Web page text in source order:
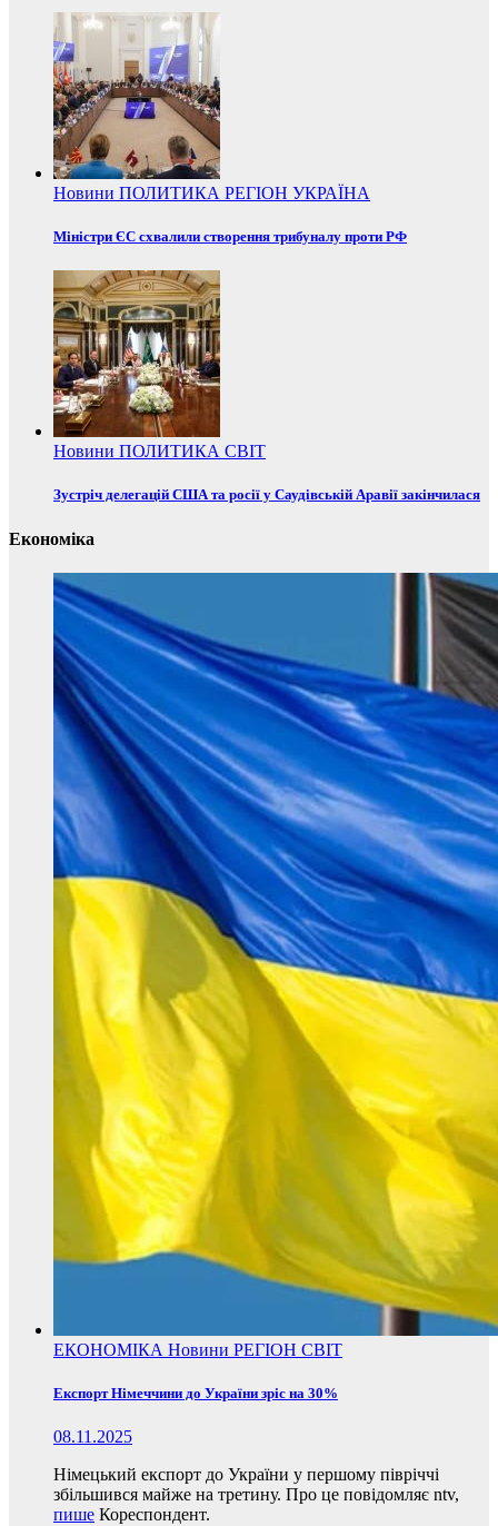
Новини ПОЛИТИКА РЕГІОН УКРАЇНА
Міністри ЄС схвалили створення трибуналу проти РФ
Новини ПОЛИТИКА СВІТ
Зустріч делегацій США та росії у Саудівській Аравії закінчилася
Економіка
ЕКОНОМІКА Новини РЕГІОН СВІТ
Експорт Німеччини до України зріс на 30%
08.11.2025
Німецький експорт до України у першому півріччі
збільшився майже на третину. Про це повідомляє ntv,
пише Кореспондент.